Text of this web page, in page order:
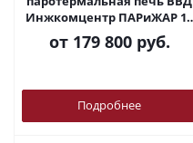
Инжкомцентр ПАРиЖАР 16
кВт (12-20м3) 380В в
облицовке из природного
от 179 800 руб.
Подробнее